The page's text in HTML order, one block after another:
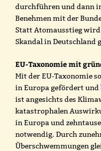
durchführen und dann
Benehmen mit der
Statt Atomausstieg wird
Skandal in Deutschland
EU-Taxonomie mit
Mit der EU-Taxonomie
in Europa gefördert und
ist angesichts des
katastrophalen
in Europa und
notwendig. Durch
Überschwemmungen